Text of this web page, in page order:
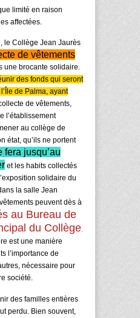
limité en raison
affectées.
le Collège Jean Jaurès
de vêtements
une brocante solidaire.
des fonds qui seront
de Palma, ayant
de vêtements,
l’établissement
au collège de
état, qu’ils ne portent
fera jusqu’au
et les habits collectés
solidaire du
la salle Jean
peuvent dès à
au Bureau de
du Collège.
est une manière
l’importance de
nécessaire pour
société.
des familles entières
perdu. Bien souvent,